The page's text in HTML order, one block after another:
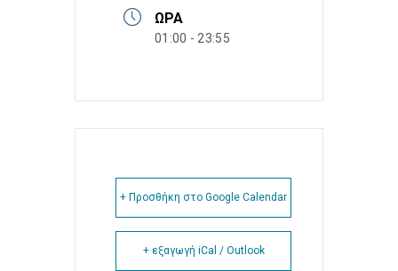
ΏΡΑ
01:00 - 23:55
+ Προσθήκη στο Google Calendar
+ εξαγωγή iCal / Outlook